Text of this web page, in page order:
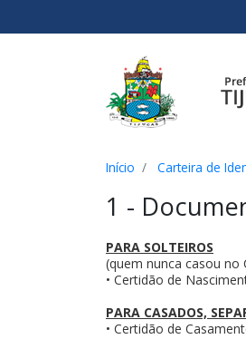
Início Carteira de
1 -
PARA SOLTEIROS
(quem nunca casou no
• Certidão de
PARA CASADOS,
• Certidão de